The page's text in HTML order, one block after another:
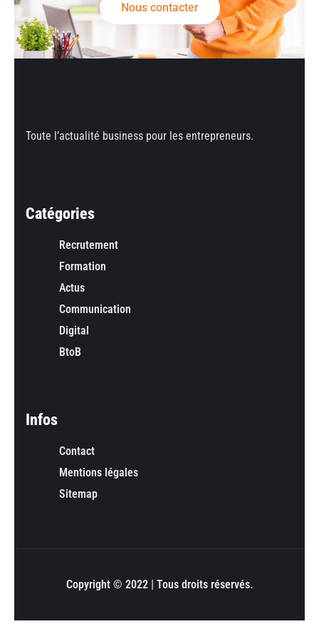
Nous contacter
Toute l’actualité business pour les entrepreneurs.
Catégories
Recrutement
Formation
Actus
Communication
Digital
BtoB
Infos
Contact
Mentions légales
Sitemap
Copyright © 2022 | Tous droits réservés.